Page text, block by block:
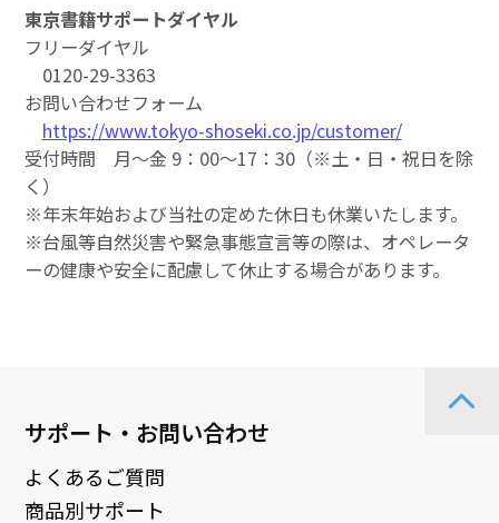
東京書籍サポートダイヤル
フリーダイヤル
0120-29-3363
お問い合わせフォーム
https://www.tokyo-shoseki.co.jp/customer/
受付時間 月～金 9：00～17：30（※土・日・祝日を除
く）
※年末年始および当社の定めた休日も休業いたします。
※台風等自然災害や緊急事態宣言等の際は、オペレータ
ーの健康や安全に配慮して休止する場合があります。
サポート・お問い合わせ
よくあるご質問
商品別サポート